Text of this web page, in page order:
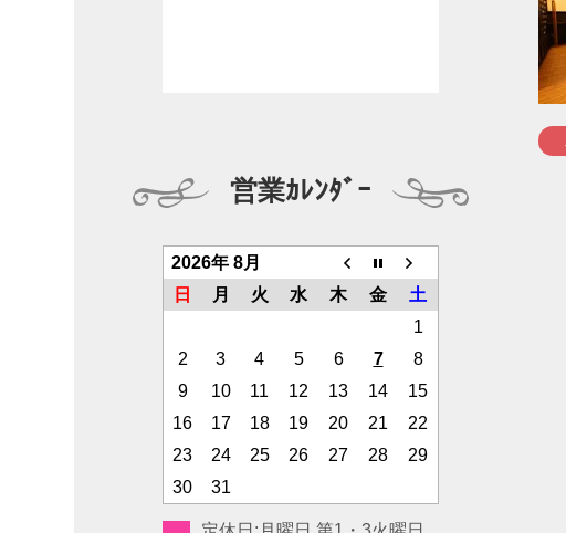
営業ｶﾚﾝﾀﾞｰ
2026年 8月
日
月 火 水 木 金
土
1
2
3 4 5 6 7
8
9
10 11 12 13 14
15
16
17 18 19 20 21
22
23
24 25 26 27 28
29
30
31